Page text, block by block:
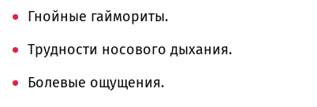
Гнойные гаймориты.
Трудности носового дыхания.
Болевые ощущения.